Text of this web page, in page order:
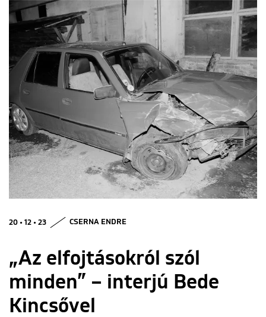
Rólunk
ENGLISH
20 • 12 • 23 CSERNA ENDRE
„Az elfojtásokról szól
minden” – interjú Bede
Kincsővel